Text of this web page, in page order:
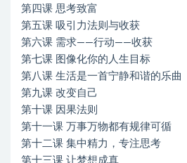
第四课 思考致富
第五课 吸引力法则与收获
第六课 需求——行动——收获
第七课 图像化你的人生目标
第八课 生活是一首宁静和谐的乐曲
第九课 改变自己
第十课 因果法则
第十一课 万事万物都有规律可循
第十二课 集中精力，专注思考
第十三课 让梦想成真